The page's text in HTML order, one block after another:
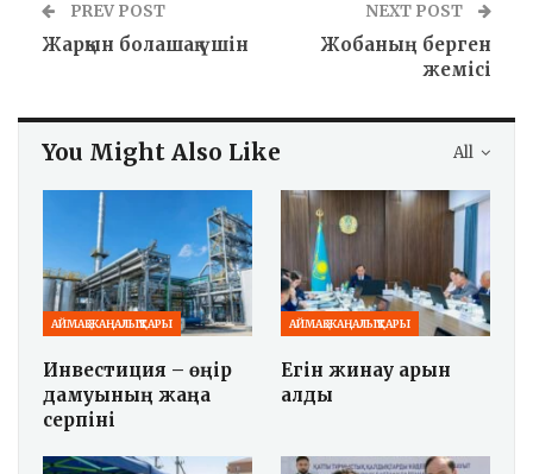
PREV POST
Жарқын болашақ үшін
NEXT POST
Жобаның берген
жемісі
All
You Might Also Like
АЙМАҚ ЖАҢАЛЫҚТАРЫ
Инвестиция – өңір
дамуының жаңа
серпіні
АЙМАҚ ЖАҢАЛЫҚТАРЫ
Егін жинау қарқын
алды